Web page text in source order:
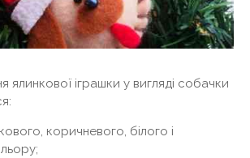
ялинкової іграшки у вигляді собачки
коричневого, білого і